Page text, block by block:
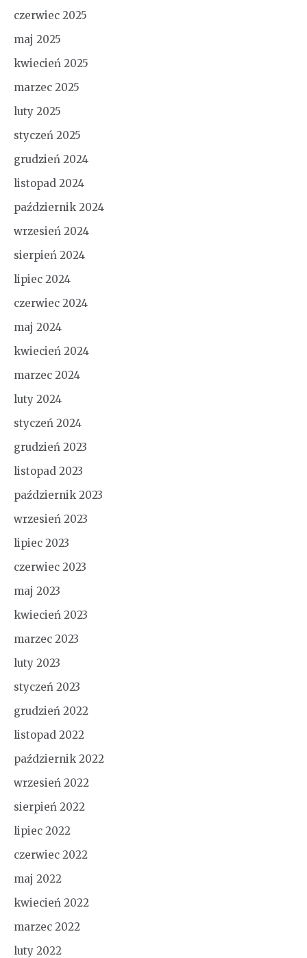
czerwiec 2025
maj 2025
kwiecień 2025
marzec 2025
luty 2025
styczeń 2025
grudzień 2024
listopad 2024
październik 2024
wrzesień 2024
sierpień 2024
lipiec 2024
czerwiec 2024
maj 2024
kwiecień 2024
marzec 2024
luty 2024
styczeń 2024
grudzień 2023
listopad 2023
październik 2023
wrzesień 2023
lipiec 2023
czerwiec 2023
maj 2023
kwiecień 2023
marzec 2023
luty 2023
styczeń 2023
grudzień 2022
listopad 2022
październik 2022
wrzesień 2022
sierpień 2022
lipiec 2022
czerwiec 2022
maj 2022
kwiecień 2022
marzec 2022
luty 2022